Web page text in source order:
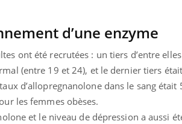
d’une enzyme
ont été recrutées : un tiers d’entre
(entre 19 et 24), et le dernier tiers
d’allopregnanolone dans le sang
les femmes obèses.
et le niveau de dépression a aussi